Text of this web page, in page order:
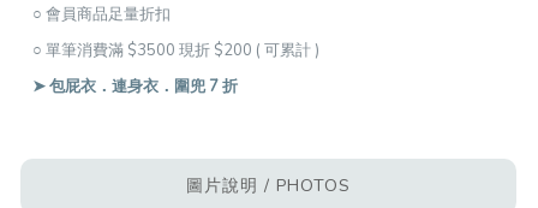
○ 會員商品足量折扣
○ 單筆消費滿 $3500 現折 $200 ( 可累計 )
➤ 包屁衣．連身衣．圍兜 7 折
圖片說明 / PHOTOS